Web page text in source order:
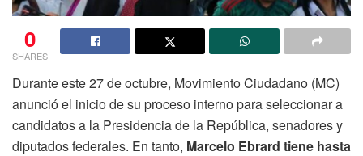
0
SHARES
Durante este 27 de octubre, Movimiento Ciudadano (MC)
anunció el inicio de su proceso interno para seleccionar a
candidatos a la Presidencia de la República, senadores y
diputados federales. En tanto, Marcelo Ebrard tiene hasta